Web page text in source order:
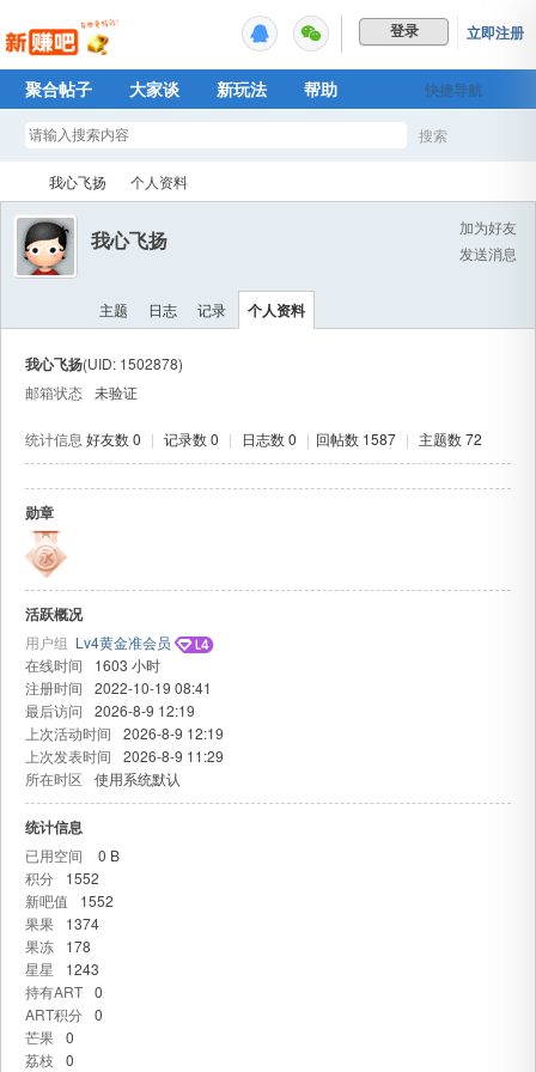
登录 立即注册
快捷导航
聚合帖子 大家谈 新玩法
帮助
Plus权益
搜索
新 ›
我心飞扬 个人资料
加为好友
发送消息
我心飞扬
主题 日志 记录 个人资料
我心飞扬(UID: 1502878)
邮箱状态 未验证
统计信息 好友数 0 | 记录数 0 | 日志数 0 | 回帖数 1587 | 主题数 72
勋章
活跃概况
用户组 Lv4黄金准会员
在线时间
1603 小时
注册时间
2022-10-19 08:41
最后访问
2026-8-9 12:19
上次活动时间
2026-8-9 12:19
上次发表时间
2026-8-9 11:29
所在时区
使用系统默认
统计信息
已用空间
0 B
积分
1552
新吧值
1552
果果
1374
果冻
178
星星
1243
持有ART 0
ART积分 0
芒果 0
荔枝
0